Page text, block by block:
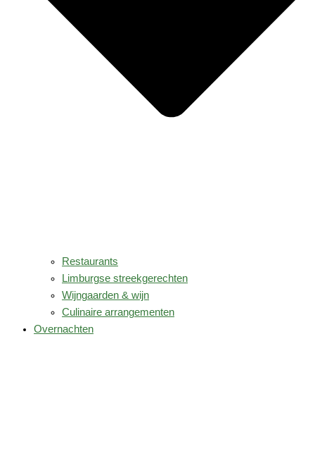
Restaurants
Limburgse streekgerechten
Wijngaarden & wijn
Culinaire arrangementen
Overnachten